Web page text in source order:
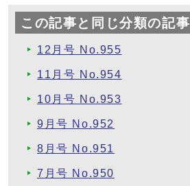
この記事と同じ分類の記事
12月号 No.955
11月号 No.954
10月号 No.953
9月号 No.952
8月号 No.951
7月号 No.950